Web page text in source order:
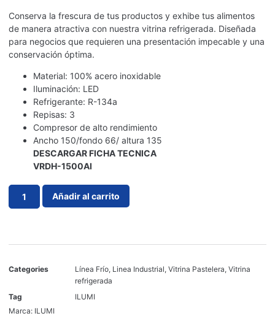
Conserva la frescura de tus productos y exhibe tus alimentos
de manera atractiva con nuestra vitrina refrigerada. Diseñada
para negocios que requieren una presentación impecable y una
conservación óptima.
Material: 100% acero inoxidable
Iluminación: LED
Refrigerante: R-134a
Repisas: 3
Compresor de alto rendimiento
Ancho 150/fondo 66/ altura 135
DESCARGAR FICHA TECNICA
VRDH-1500AI
Añadir al carrito
Categories Línea Frío, Linea Industrial, Vitrina Pastelera, Vitrina
refrigerada
Tag
ILUMI
Marca: ILUMI